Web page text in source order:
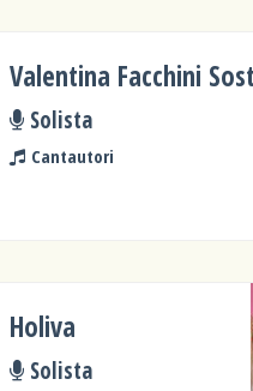
Valentina Facchini
Solista
Cantautori
Holiva
Solista